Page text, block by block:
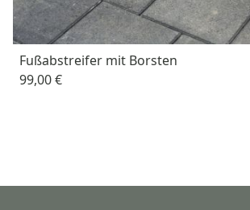
Fußabstreifer mit Borsten
99,00 €